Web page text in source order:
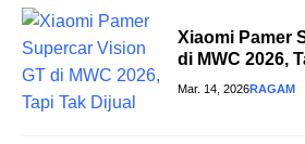
Xiaomi Pamer
di MWC 2026,
Mar. 14, 2026RAGAM